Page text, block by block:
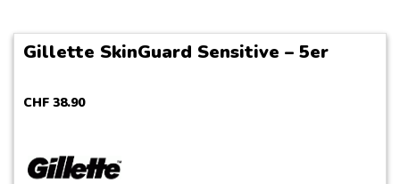
Gillette SkinGuard Sensitive – 5er
CHF 38.90